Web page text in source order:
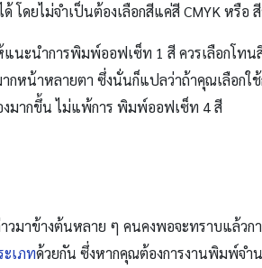
ด้ โดยไม่จำเป็นต้องเลือกสีแค่สี CMYK หรื
นะนำการพิมพ์ออฟเซ็ท 1 สี ควรเลือกโท
กหน้าหลายตา ซึ่งนั่นก็แปลว่าถ้าคุณเลือก
งมากขึ้น ไม่แพ้การ พิมพ์ออฟเซ็ท 4 สี
วมาข้างต้นหลาย ๆ คนคงพอจะทราบแล้ว
เภทด้วยกัน ซึ่งหากคุณต้องการงานพิมพ์จำ